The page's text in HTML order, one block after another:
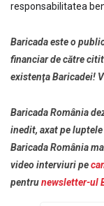
responsabilitatea
Baricada este o
financiar de către
existenţa Baricadei!
Baricada România
inedit, axat pe
Baricada România
video interviuri pe
pentrunewsletter-ul